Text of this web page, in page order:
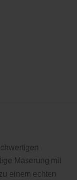
Maserung mit
einem echten